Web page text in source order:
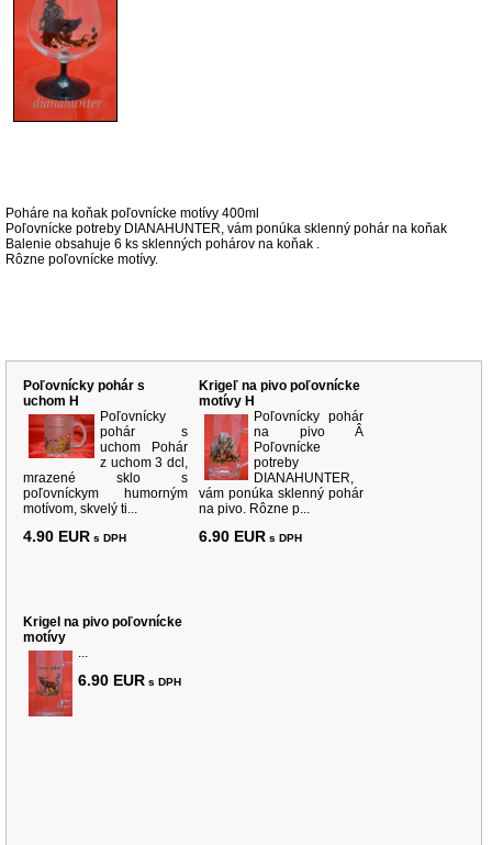
Poháre na koňak poľovnícke motívy 400ml
Poľovnícke potreby DIANAHUNTER, vám ponúka sklenný pohár na koňak
Balenie obsahuje 6 ks sklenných pohárov na koňak .
Rôzne poľovnícke motívy.
Poľovnícky pohár s
uchom H
Poľovnícky
pohár s
uchom Pohár
z uchom 3 dcl,
mrazené sklo s
poľovníckym humorným
motívom, skvelý ti...
4.90 EUR s DPH
Krigeľ na pivo poľovnícke
motívy H
Poľovnícky pohár
na pivo Â
Poľovnícke
potreby
DIANAHUNTER,
vám ponúka sklenný pohár
na pivo. Rôzne p...
6.90 EUR s DPH
Krigel na pivo poľovnícke
motívy
6.90 EUR s DPH